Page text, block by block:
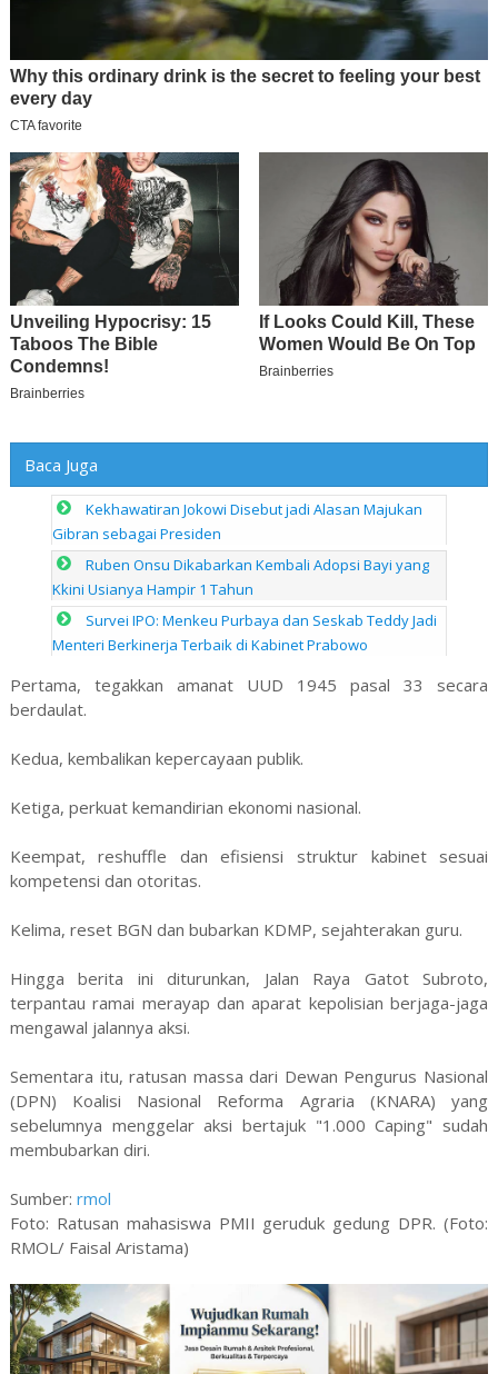
Baca Juga
Kekhawatiran Jokowi Disebut jadi Alasan Majukan
Gibran sebagai Presiden
Ruben Onsu Dikabarkan Kembali Adopsi Bayi yang
Kkini Usianya Hampir 1 Tahun
Survei IPO: Menkeu Purbaya dan Seskab Teddy Jadi
Menteri Berkinerja Terbaik di Kabinet Prabowo
Pertama, tegakkan amanat UUD 1945 pasal 33 secara
berdaulat.
Kedua, kembalikan kepercayaan publik.
Ketiga, perkuat kemandirian ekonomi nasional.
Keempat, reshuffle dan efisiensi struktur kabinet sesuai
kompetensi dan otoritas.
Kelima, reset BGN dan bubarkan KDMP, sejahterakan guru.
Hingga berita ini diturunkan, Jalan Raya Gatot Subroto,
terpantau ramai merayap dan aparat kepolisian berjaga-jaga
mengawal jalannya aksi.
Sementara itu, ratusan massa dari Dewan Pengurus Nasional
(DPN) Koalisi Nasional Reforma Agraria (KNARA) yang
sebelumnya menggelar aksi bertajuk "1.000 Caping" sudah
membubarkan diri.
Sumber: rmol
Foto: Ratusan mahasiswa PMII geruduk gedung DPR. (Foto:
RMOL/ Faisal Aristama)